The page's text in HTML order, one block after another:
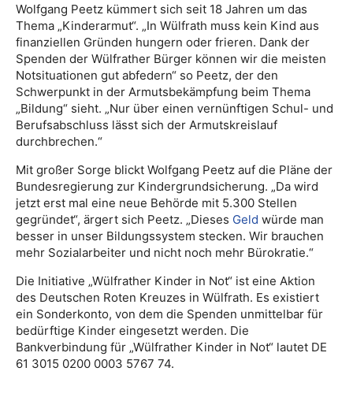
Wolfgang Peetz kümmert sich seit 18 Jahren um das
Thema „Kinderarmut“. „In Wülfrath muss kein Kind aus
finanziellen Gründen hungern oder frieren. Dank der
Spenden der Wülfrather Bürger können wir die meisten
Notsituationen gut abfedern“ so Peetz, der den
Schwerpunkt in der Armutsbekämpfung beim Thema
„Bildung“ sieht. „Nur über einen vernünftigen Schul- und
Berufsabschluss lässt sich der Armutskreislauf
durchbrechen.“
Mit großer Sorge blickt Wolfgang Peetz auf die Pläne der
Bundesregierung zur Kindergrundsicherung. „Da wird
jetzt erst mal eine neue Behörde mit 5.300 Stellen
gegründet“, ärgert sich Peetz. „Dieses Geld würde man
besser in unser Bildungssystem stecken. Wir brauchen
mehr Sozialarbeiter und nicht noch mehr Bürokratie.“
Die Initiative „Wülfrather Kinder in Not“ ist eine Aktion
des Deutschen Roten Kreuzes in Wülfrath. Es existiert
ein Sonderkonto, von dem die Spenden unmittelbar für
bedürftige Kinder eingesetzt werden. Die
Bankverbindung für „Wülfrather Kinder in Not“ lautet DE
61 3015 0200 0003 5767 74.